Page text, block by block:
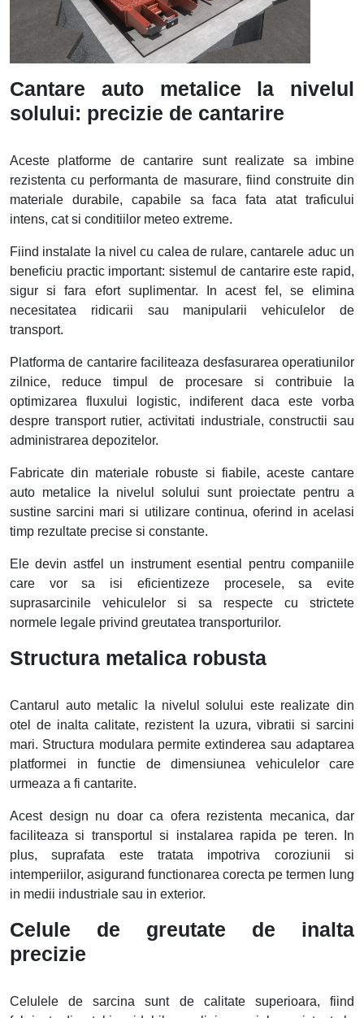
Cantare auto metalice la nivelul
solului: precizie de cantarire
Aceste platforme de cantarire sunt realizate sa imbine
rezistenta cu performanta de masurare, fiind construite din
materiale durabile, capabile sa faca fata atat traficului
intens, cat si conditiilor meteo extreme.
Fiind instalate la nivel cu calea de rulare, cantarele aduc un
beneficiu practic important: sistemul de cantarire este rapid,
sigur si fara efort suplimentar. In acest fel, se elimina
necesitatea ridicarii sau manipularii vehiculelor de
transport.
Platforma de cantarire faciliteaza desfasurarea operatiunilor
zilnice, reduce timpul de procesare si contribuie la
optimizarea fluxului logistic, indiferent daca este vorba
despre transport rutier, activitati industriale, constructii sau
administrarea depozitelor.
Fabricate din materiale robuste si fiabile, aceste cantare
auto metalice la nivelul solului sunt proiectate pentru a
sustine sarcini mari si utilizare continua, oferind in acelasi
timp rezultate precise si constante.
Ele devin astfel un instrument esential pentru companiile
care vor sa isi eficientizeze procesele, sa evite
suprasarcinile vehiculelor si sa respecte cu strictete
normele legale privind greutatea transporturilor.
Structura metalica robusta
Cantarul auto metalic la nivelul solului este realizate din
otel de inalta calitate, rezistent la uzura, vibratii si sarcini
mari. Structura modulara permite extinderea sau adaptarea
platformei in functie de dimensiunea vehiculelor care
urmeaza a fi cantarite.
Acest design nu doar ca ofera rezistenta mecanica, dar
faciliteaza si transportul si instalarea rapida pe teren. In
plus, suprafata este tratata impotriva coroziunii si
intemperiilor, asigurand functionarea corecta pe termen lung
in medii industriale sau in exterior.
Celule de greutate de inalta
precizie
Celulele de sarcina sunt de calitate superioara, fiind